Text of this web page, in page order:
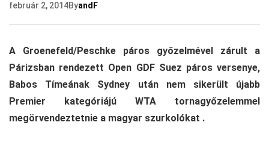
február 2, 2014ByandF
A Groenefeld/Peschke páros győzelmével zárult a
Párizsban rendezett Open GDF Suez páros versenye,
Babos Tímeának Sydney után nem sikerült újabb
Premier kategóriájú WTA tornagyőzelemmel
megörvendeztetnie a magyar szurkolókat .